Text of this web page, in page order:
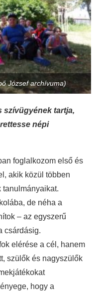
József archívuma)
szívügyének tartja,
népi
foglalkozom első és
akik közül többen
tanulmányaikat.
de néha a
– az egyszerű
csárdásig.
elérése a cél, hanem
szülők és nagyszülők
hogy a